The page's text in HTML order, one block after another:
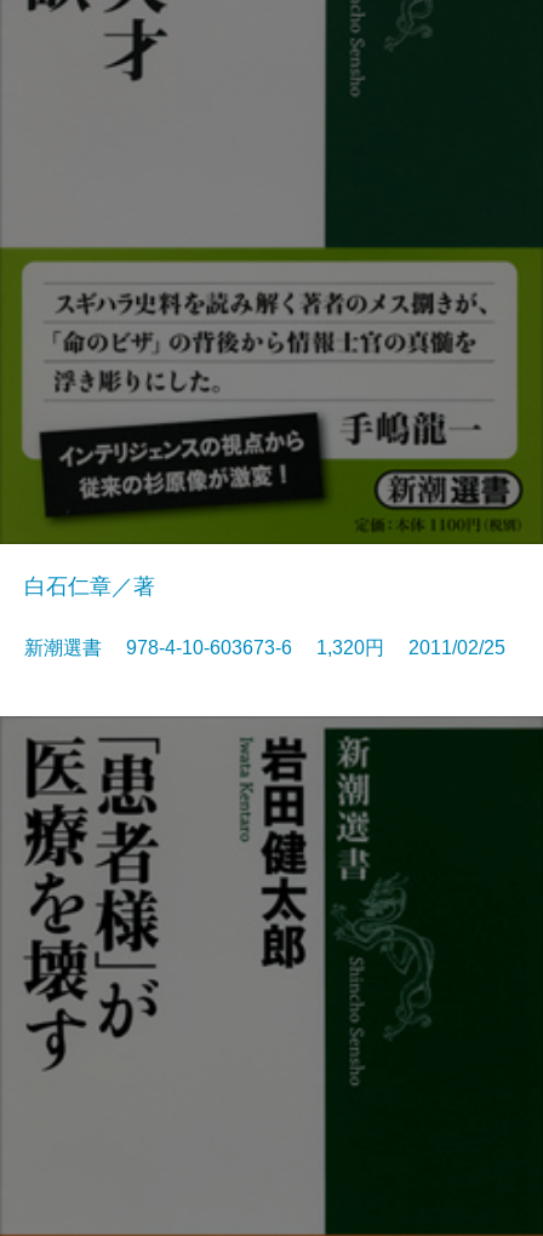
白石仁章／著
新潮選書 978-4-10-603673-6 1,320円 2011/02/25